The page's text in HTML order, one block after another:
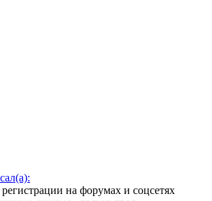
на форумах и соцсетях